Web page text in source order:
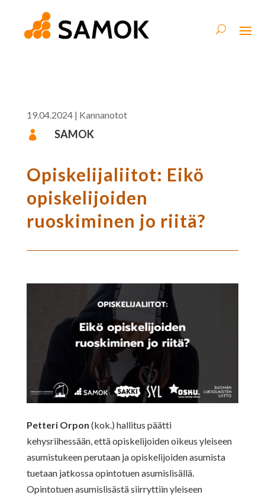
19.04.2024| Kannanotot
 SAMOK
Opiskelijaliitot: Eikö
opiskelijoiden
ruoskiminen jo riitä?
Petteri Orpon (kok.) hallitus päätti
kehysriihessään, että opiskelijoiden oikeus yleiseen
asumistukeen perutaan ja opiskelijoiden asumista
tuetaan jatkossa opintotuen asumislisällä.
Opintotuen asumislisästä siirryttiin yleiseen